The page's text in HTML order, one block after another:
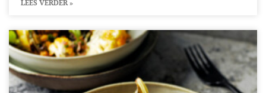
LEES VERDER »